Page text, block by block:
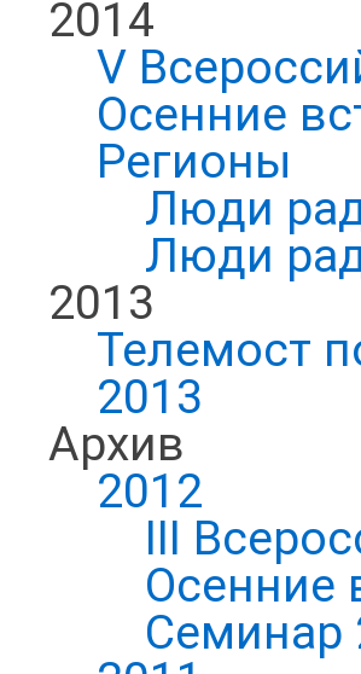
2014
V
Осенние
Регионы
Люди
Люди
2013
Телемост
2013
Архив
2012
III
Осенние
Семинар